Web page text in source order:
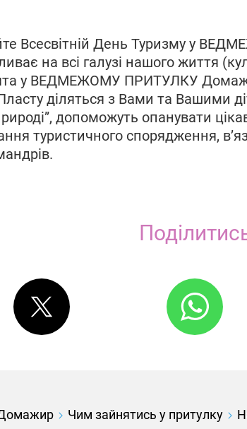
Всесвітній День Туризму у
на всі галузі нашого життя
у ВЕДМЕЖОМУ ПРИТУЛКУ
діляться з Вами та Вашими
допоможуть опанувати
туристичного спорядження,
Чим зайнятись у притулку